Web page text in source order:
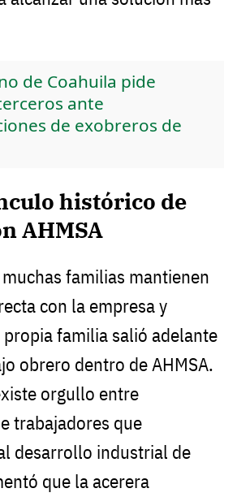
de Coahuila pide
ante
de exobreros de
histórico de
AHMSA
familias mantienen
con la empresa y
familia salió adelante
obrero dentro de AHMSA.
orgullo entre
trabajadores que
desarrollo industrial de
que la acerera